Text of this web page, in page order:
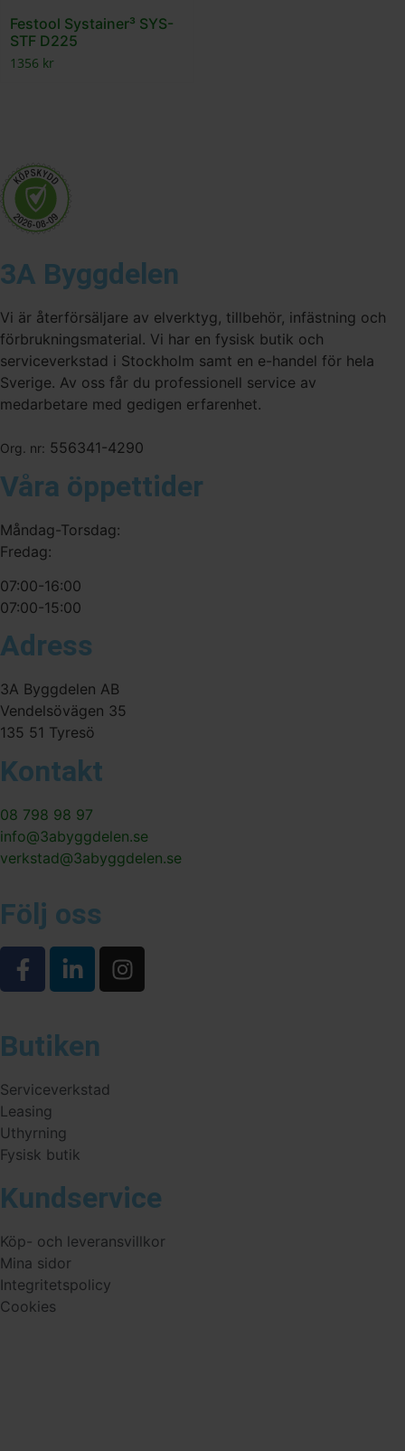
Festool Systainer³ SYS-
STF D225
1356 kr
3A Byggdelen
Vi är återförsäljare av elverktyg, tillbehör, infästning och
förbrukningsmaterial. Vi har en fysisk butik och
serviceverkstad i Stockholm samt en e-handel för hela
Sverige. Av oss får du professionell service av
medarbetare med gedigen erfarenhet.
Org. nr: 556341-4290
Våra öppettider
Måndag-Torsdag:
Fredag:
07:00-16:00
07:00-15:00
Adress
3A Byggdelen AB
Vendelsövägen 35
135 51 Tyresö
Kontakt
08 798 98 97
info@3abyggdelen.se
verkstad@3abyggdelen.se
Följ oss
Butiken
Serviceverkstad
Leasing
Uthyrning
Fysisk butik
Kundservice
Köp- och leveransvillkor
Mina sidor
Integritetspolicy
Cookies